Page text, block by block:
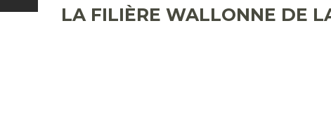
LA FILIÈRE WALLONNE DE